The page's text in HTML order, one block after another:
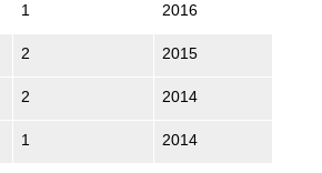
1 2016
2 2015
2 2014
1 2014